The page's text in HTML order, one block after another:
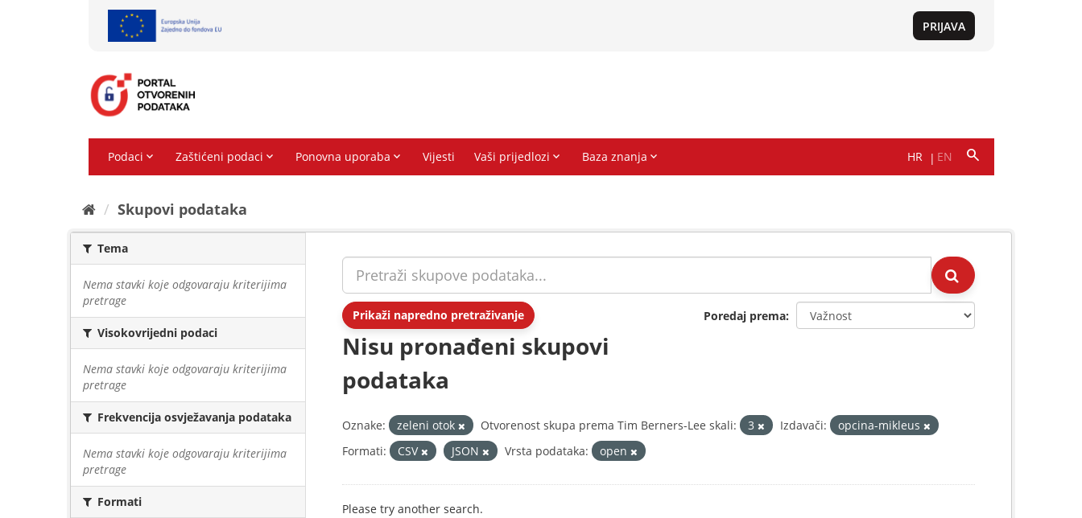
Skupovi podаtаkа
Tema
Nema stavki koje odgovaraju kriterijima
pretrage
Visokovrijedni podaci
Nema stavki koje odgovaraju kriterijima
pretrage
Frekvencija osvježavanja podataka
Nema stavki koje odgovaraju kriterijima
pretrage
Formati
Prikaži napredno pretraživanje Poredaj prema
Nisu pronađeni skupovi
podataka
Oznake: zeleni otok Otvorenost skupa prema Tim Berners-Lee skali: 3 Izdavači:
opcina-mikleus
Formati:
CSV JSON Vrsta podataka: open
Please try another search.